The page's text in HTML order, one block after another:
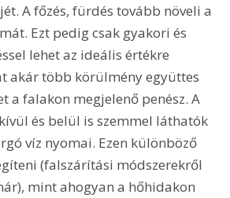
A főzés, fürdés tovább növeli a
Ezt pedig csak gyakori és
lehet az ideális értékre
akár több körülmény együttes
a falakon megjelenő penész. A
és belül is szemmel láthatók
víz nyomai. Ezen különböző
(falszárítási módszerekről
mint ahogyan a hőhidakon